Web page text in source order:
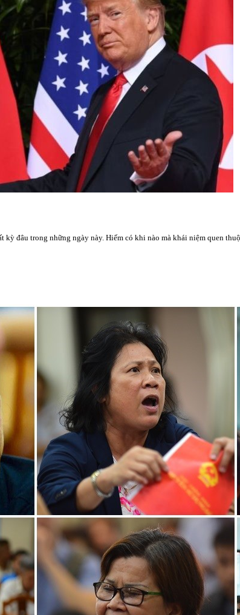
kỳ đâu trong những ngày này. Hiếm có khi nào mà khái niệm quen